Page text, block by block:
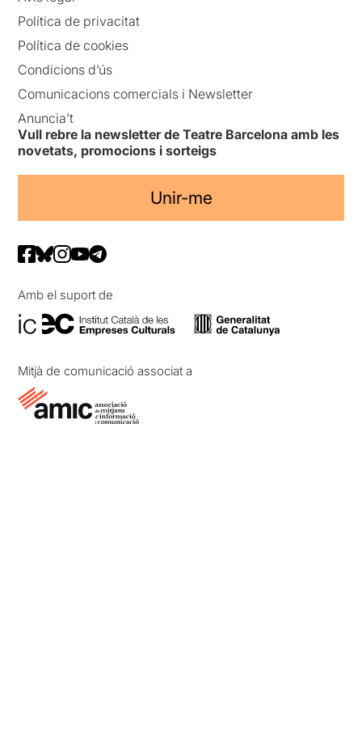
Política de privacitat
Política de cookies
Condicions d’ús
Comunicacions comercials i Newsletter
Anuncia’t
Vull rebre la newsletter de Teatre Barcelona amb les
novetats, promocions i sorteigs
Unir-me
Amb el suport de
Mitjà de comunicació associat a